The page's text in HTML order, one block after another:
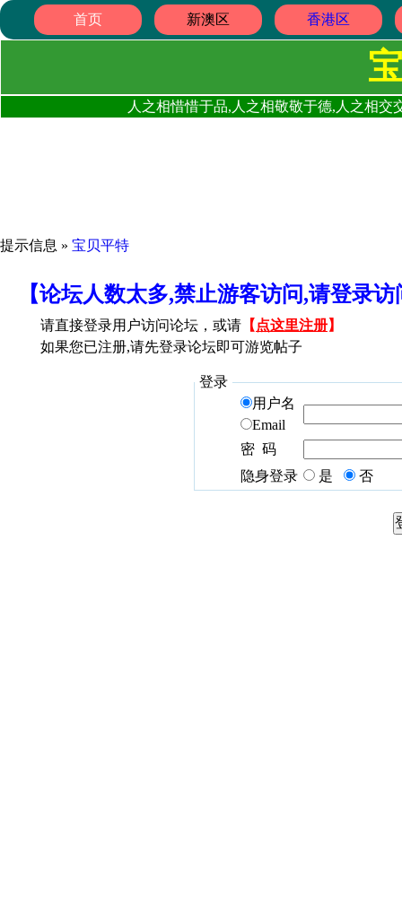
首页 新澳区 香港区
人之相惜惜于品,人之相敬敬于德,人之相
提示信息 » 宝贝平特
【论坛人数太多,禁止游客访问,请登录
请直接登录用户访问论坛，或请 【 点这里注册】
如果您已注册,请先登录论坛即可游览帖子
登录
用户名
Email
密 码
隐身登录
是 否